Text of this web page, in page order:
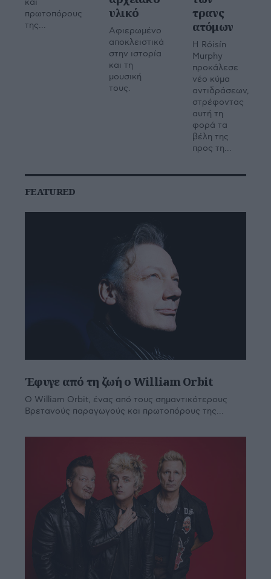
και
πρωτοπόρους
της...
υλικό
Aφιερωμένο
αποκλειστικά
στην ιστορία
και τη
μουσική
τους.
τρανς
ατόμων
Η Róisín
Murphy
προκάλεσε
νέο κύμα
αντιδράσεων,
στρέφοντας
αυτή τη
φορά τα
βέλη της
προς τη...
FEATURED
Έφυγε από τη ζωή ο William Orbit
Ο William Orbit, ένας από τους σημαντικότερους
Βρετανούς παραγωγούς και πρωτοπόρους της...